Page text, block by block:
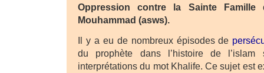
Oppression contre la Sainte Famille
Mouhammad (asws).
Il y a eu de nombreux épisodes de
du prophète dans l’histoire de l’islam
interprétations du mot Khalife. Ce sujet est